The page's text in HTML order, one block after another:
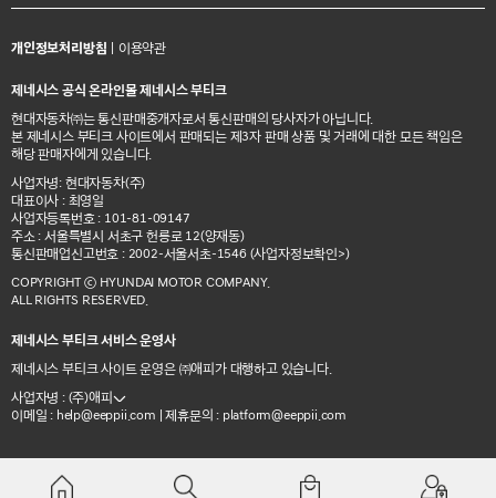
개인정보처리방침 이용약관
제네시스 공식 온라인몰 제네시스 부티크
현대자동차㈜는 통신판매중개자로서 통신판매의 당사자가 아닙니다.
본 제네시스 부티크 사이트에서 판매되는 제3자 판매 상품 및 거래에 대한 모든 책임은
해당 판매자에게 있습니다.
사업자명: 현대자동차(주)
대표이사 : 최영일
사업자등록번호 : 101-81-09147
주소 : 서울특별시 서초구 헌릉로 12(양재동)
통신판매업신고번호 : 2002-서울서초-1546 (사업자정보확인>)
COPYRIGHT ⓒ HYUNDAI MOTOR COMPANY.
ALL RIGHTS RESERVED.
제네시스 부티크 서비스 운영사
제네시스 부티크 사이트 운영은 ㈜애피가 대행하고 있습니다.
사업자명 : (주)애피
이메일 :
| 제휴문의 :